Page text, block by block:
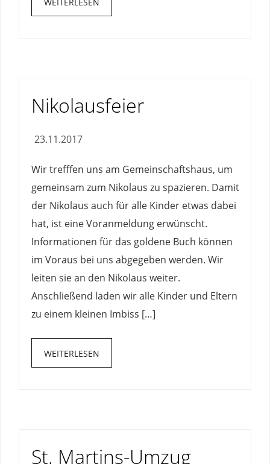
Nikolausfeier
23.11.2017
Wir trefffen uns am Gemeinschaftshaus, um
gemeinsam zum Nikolaus zu spazieren. Damit
der Nikolaus auch für alle Kinder etwas dabei
hat, ist eine Voranmeldung erwünscht.
Informationen für das goldene Buch können
im Voraus bei uns abgegeben werden. Wir
leiten sie an den Nikolaus weiter.
Anschließend laden wir alle Kinder und Eltern
zu einem kleinen Imbiss […]
WEITERLESEN
St. Martins-Umzug